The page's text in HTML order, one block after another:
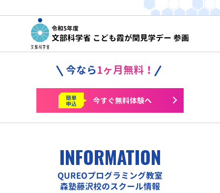
令和5年度
文部科学省 こども霞が関見学デー 参画
今なら1ヶ月無料！
簡単
申込 今すぐ無料体験へ
INFORMATION
QUREOプログラミング教室
森塾藤沢校のスクール情報